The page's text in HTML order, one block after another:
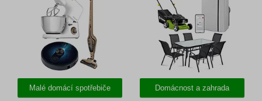
Malé domácí spotřebiče Domácnost a zahrada